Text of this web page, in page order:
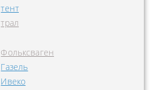
тент
трал
Фольксваген
Газель
Ивеко